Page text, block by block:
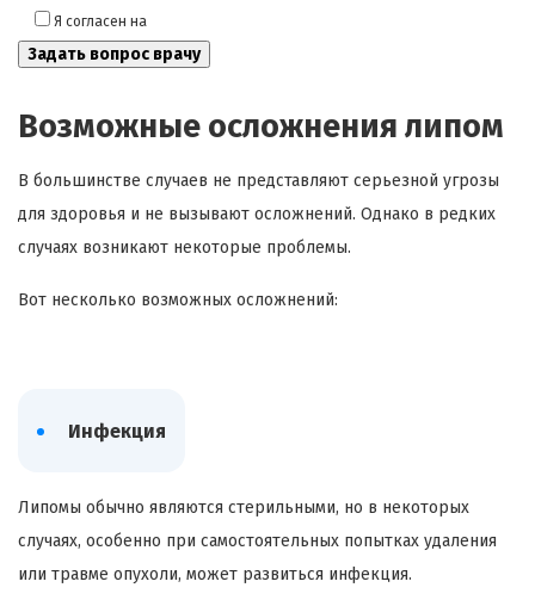
Я согласен на
Возможные осложнения липом
В большинстве случаев не представляют серьезной угрозы
для здоровья и не вызывают осложнений. Однако в редких
случаях возникают некоторые проблемы.
Вот несколько возможных осложнений:
Инфекция
Липомы обычно являются стерильными, но в некоторых
случаях, особенно при самостоятельных попытках удаления
или травме опухоли, может развиться инфекция.